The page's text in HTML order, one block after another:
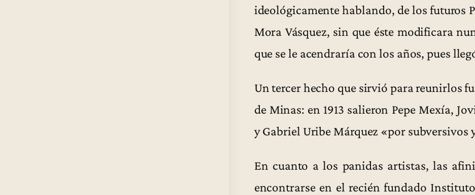
ideológicamente hablando, de los futuros
Mora Vásquez, sin que éste modificara
que se le acendraría con los años, pues
Un tercer hecho que sirvió para reunirlos
de Minas: en 1913 salieron Pepe Mexía,
y Gabriel Uribe Márquez «por subversivos
En cuanto a los panidas artistas, las
encontrarse en el recién fundado Instituto